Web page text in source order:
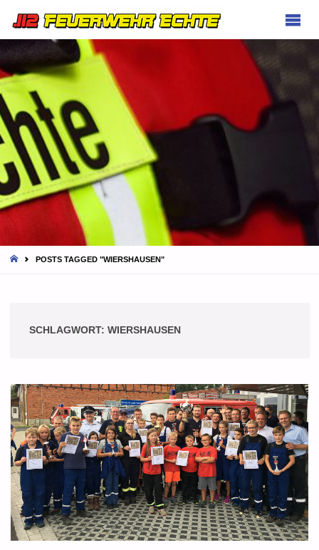
HOMEPOSTS TAGGED "WIERSHAUSEN"
SCHLAGWORT: WIERSHAUSEN